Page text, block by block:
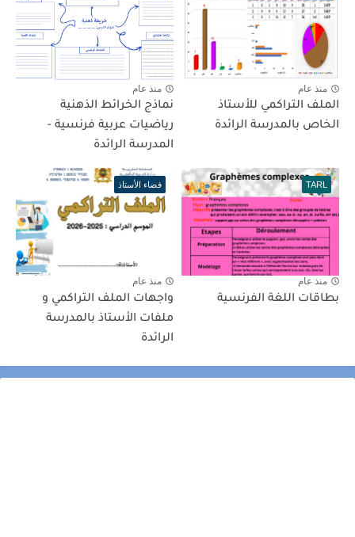
منذ عام
الملف التراكمي للأستاذ
الخاص بالمدرسة الرائدة
منذ عام
نماذج الخرائط الذهنية
رياضيات عربية فرنسية -
المدرسة الرائدة
TARL
منذ عام
بطاقات اللغة الفرنسية
فضاء الأستاذ
منذ عام
واجهات الملف التراكمي و
ملفات الأستاذ بالمدرسة
الرائدة